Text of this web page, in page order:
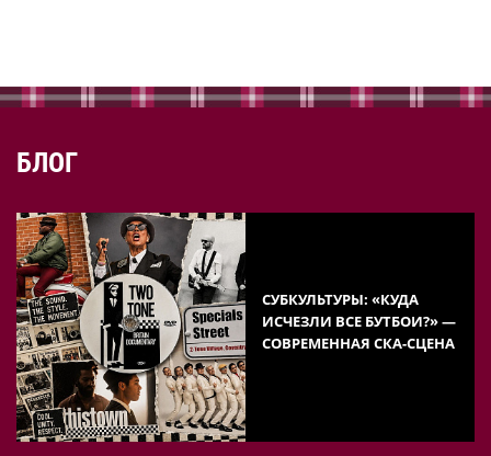
БЛОГ
СУБКУЛЬТУРЫ: «КУДА
ИСЧЕЗЛИ ВСЕ БУТБОИ?» —
СОВРЕМЕННАЯ СКА-СЦЕНА